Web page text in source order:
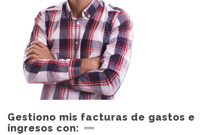
Gestiono mis facturas de gastos e
ingresos con: